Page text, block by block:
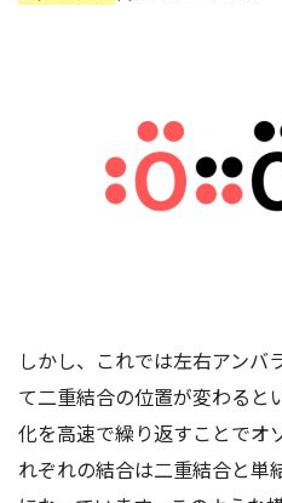
しかし、これでは左右アンバ
て二重結合の位置が変わると
化を高速で繰り返すことでオ
れぞれの結合は二重結合と単